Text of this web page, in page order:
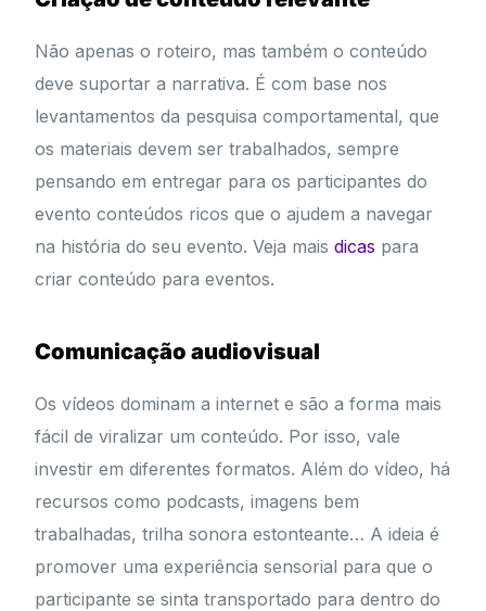
Não apenas o roteiro, mas também o conteúdo
deve suportar a narrativa. É com base nos
levantamentos da pesquisa comportamental, que
os materiais devem ser trabalhados, sempre
pensando em entregar para os participantes do
evento conteúdos ricos que o ajudem a navegar
na história do seu evento. Veja maisdicas para
criar conteúdo para eventos.
Comunicação audiovisual
Os vídeos dominam a internet e são a forma mais
fácil de viralizar um conteúdo. Por isso, vale
investir em diferentes formatos. Além do vídeo, há
recursos como podcasts, imagens bem
trabalhadas, trilha sonora estonteante… A ideia é
promover uma experiência sensorial para que o
participante se sinta transportado para dentro do